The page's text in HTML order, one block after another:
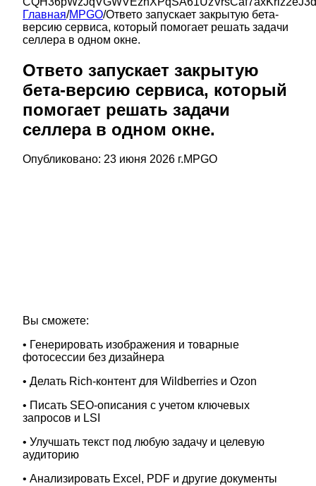
Главная/MPGO/Ответо запускает закрытую бета-
версию сервиса, который помогает решать задачи
селлера в одном окне.
Ответо запускает закрытую
бета-версию сервиса, который
помогает решать задачи
селлера в одном окне.
Опубликовано: 23 июня 2026 г.MPGO
Вы сможете:
• Генерировать изображения и товарные
фотосессии без дизайнера
• Делать Rich-контент для Wildberries и Ozon
• Писать SEO-описания с учетом ключевых
запросов и LSI
• Улучшать текст под любую задачу и целевую
аудиторию
• Анализировать Excel, PDF и другие документы